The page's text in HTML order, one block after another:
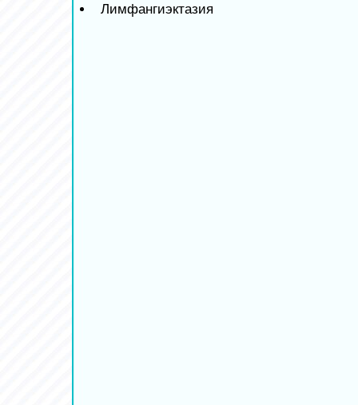
Лимфангиэктазия